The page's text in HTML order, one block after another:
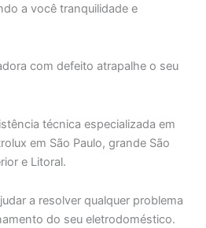
a você tranquilidade e
com defeito atrapalhe o seu
técnica especializada em
em São Paulo, grande São
e Litoral.
a resolver qualquer problema
do seu eletrodoméstico.